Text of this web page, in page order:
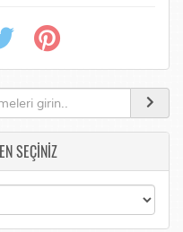
SEÇİNİZ